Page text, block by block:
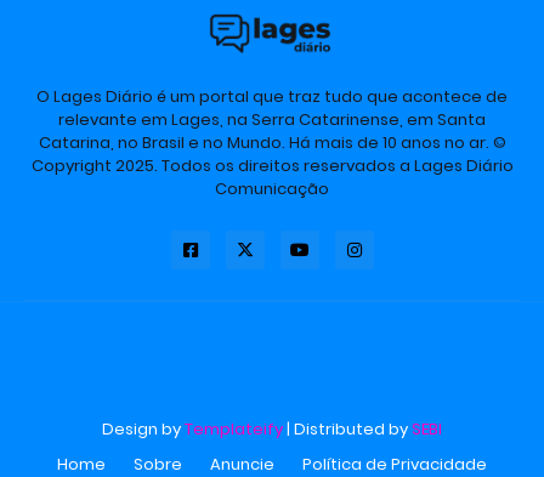
O Lages Diário é um portal que traz tudo que acontece de
relevante em Lages, na Serra Catarinense, em Santa
Catarina, no Brasil e no Mundo. Há mais de 10 anos no ar. ©
Copyright 2025. Todos os direitos reservados a Lages Diário
Comunicação
Design byTemplateify| Distributed bySEBI
Home
Sobre Anuncie Política de Privacidade